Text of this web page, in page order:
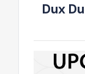
Dux